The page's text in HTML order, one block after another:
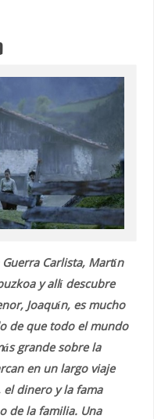
Carlista, Martín
y allí descubre
Joaquín, es mucho
de que todo el mundo
grande sobre la
en un largo viaje
dinero y la fama
de la familia. Una